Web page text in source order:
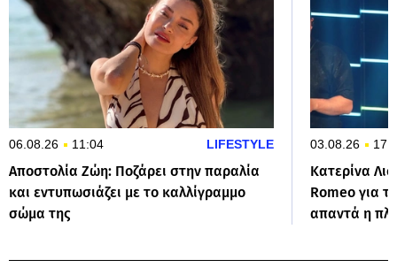
06.08.26 11:04 LIFESTYLE
Αποστολία Ζώη: Ποζάρει στην παραλία
και εντυπωσιάζει με το καλλίγραμμο
σώμα της
03.08.26
Κατερίνα
Romeo για
απαντά η